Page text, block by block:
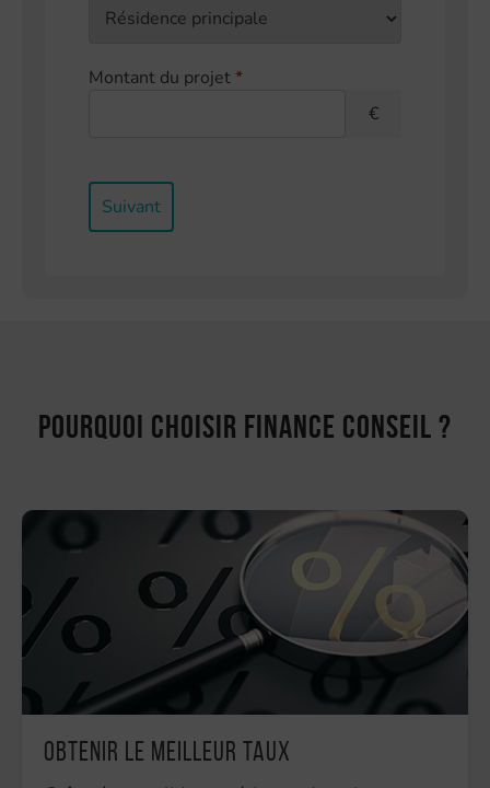
Montant du projet*
€
Suivant
Pourquoi choisir Finance Conseil ?
Obtenir le meilleur taux